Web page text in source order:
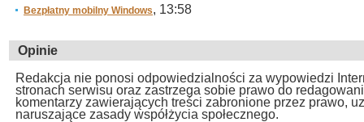
Bezpłatny mobilny Windows, 13:58
Opinie
Redakcja nie ponosi odpowiedzialności za wypowiedzi
stronach serwisu oraz zastrzega sobie prawo do
komentarzy zawierających treści zabronione przez prawo,
naruszające zasady współżycia społecznego.